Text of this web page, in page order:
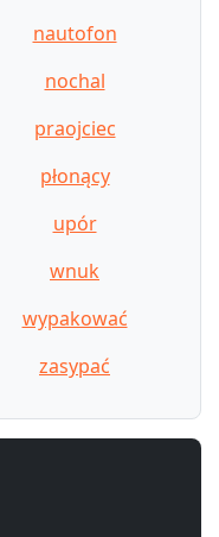
nautofon
nochal
praojciec
płonący
upór
wnuk
wypakować
zasypać